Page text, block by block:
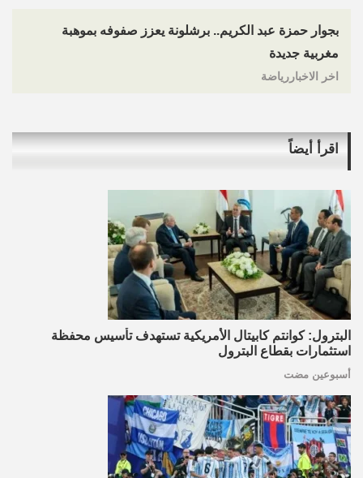
بجوار حمزة عبد الكريم.. برشلونة يعزز صفوفه بموهبة
مغربية جديدة
اخر الاخباررياضة
اقرأ أيضاً
البترول: كوانتم كابيتال الأمريكية تستهدف تأسيس محفظة
استثمارات بقطاع البترول
أسبوعين مضت